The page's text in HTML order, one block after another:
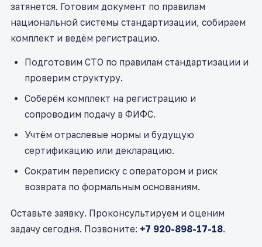
затянется. Готовим документ по правилам
национальной системы стандартизации, собираем
комплект и ведём регистрацию.
Подготовим СТО по правилам стандартизации и
проверим структуру.
Соберём комплект на регистрацию и
сопроводим подачу в ФИФС.
Учтём отраслевые нормы и будущую
сертификацию или декларацию.
Сократим переписку с оператором и риск
возврата по формальным основаниям.
Оставьте заявку. Проконсультируем и оценим
задачу сегодня. Позвоните: +7 920-898-17-18.